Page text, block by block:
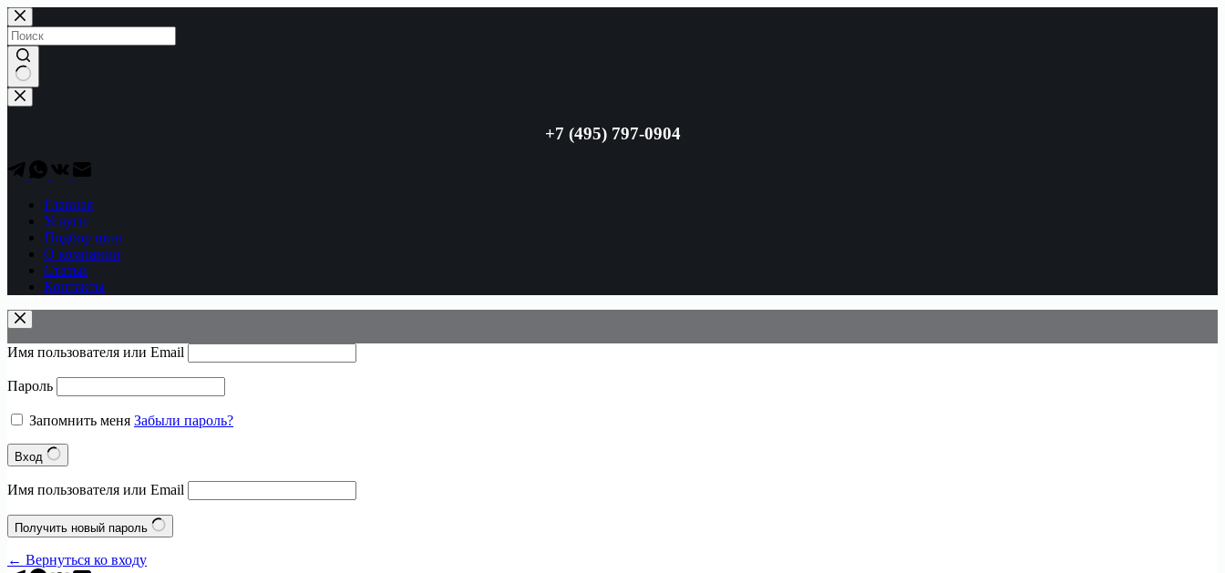
Перейти
к
сути
Ничего
не
+7 (495) 797-0904
Главная
Услуги
Подбор шин
О компании
Статьи
Контакты
Имя пользователя или Email
Пароль
Запомнить меня Забыли пароль?
Вход
Имя пользователя или Email
Получить новый пароль
← Вернуться ко входу